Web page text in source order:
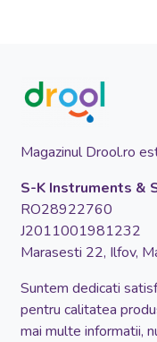
Magazinul Drool.ro
S-K Instruments &
RO28922760
J2011001981232
Marasesti 22, Ilfov,
Suntem dedicati
pentru calitatea
mai multe informatii,